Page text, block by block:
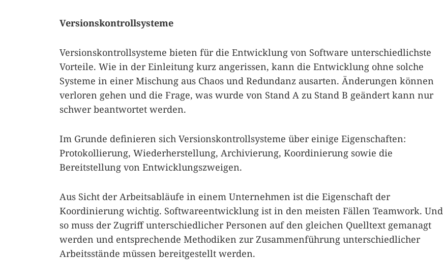
Versionskontrollsysteme
Versionskontrollsysteme bieten für die Entwicklung von Software unterschiedlichste
Vorteile. Wie in der Einleitung kurz angerissen, kann die Entwicklung ohne solche
Systeme in einer Mischung aus Chaos und Redundanz ausarten. Änderungen können
verloren gehen und die Frage, was wurde von Stand A zu Stand B geändert kann nur
schwer beantwortet werden.
Im Grunde definieren sich Versionskontrollsysteme über einige Eigenschaften:
Protokollierung, Wiederherstellung, Archivierung, Koordinierung sowie die
Bereitstellung von Entwicklungszweigen.
Aus Sicht der Arbeitsabläufe in einem Unternehmen ist die Eigenschaft der
Koordinierung wichtig. Softwareentwicklung ist in den meisten Fällen Teamwork. Und
so muss der Zugriff unterschiedlicher Personen auf den gleichen Quelltext gemanagt
werden und entsprechende Methodiken zur Zusammenführung unterschiedlicher
Arbeitsstände müssen bereitgestellt werden.